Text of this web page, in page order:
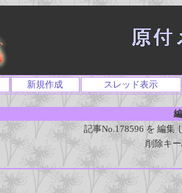
新規作成 スレッド表示
記事No.178596 を 編集
削除キ